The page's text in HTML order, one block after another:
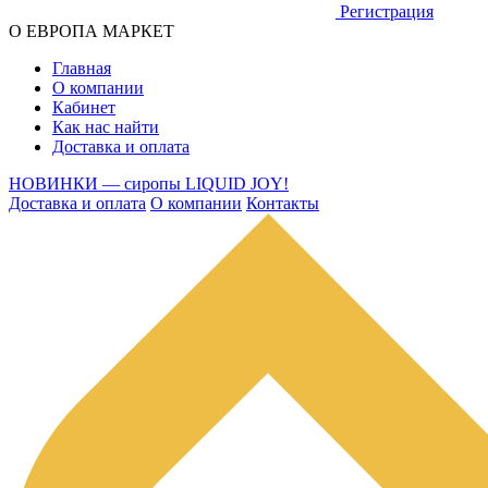
Регистрация
О ЕВРОПА МАРКЕТ
Главная
О компании
Кабинет
Как нас найти
Доставка и оплата
НОВИНКИ — сиропы LIQUID JOY!
Доставка и оплата О компании Контакты